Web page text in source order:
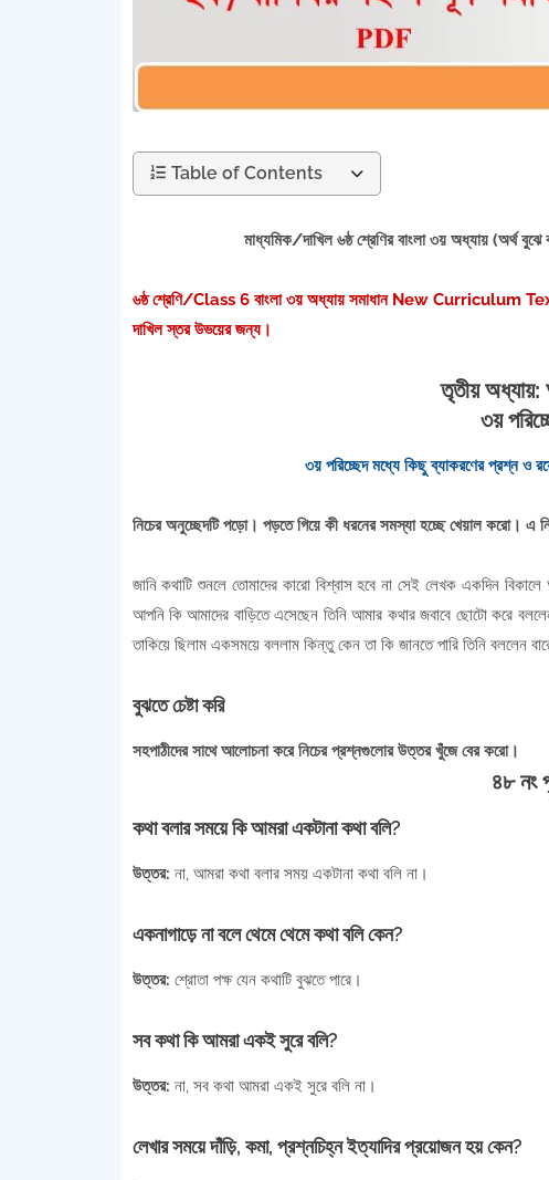
Table of Contents
মাধ্যমিক/দাখিল ৬ষ্ঠ শ্রেণির বাংলা ৩য় অধ্যায় (অর্থ
৬ষ্ঠ শ্রেণি/Class 6 বাংলা ৩য় অধ্যায় সমাধান New
দাখিল স্তর উভয়ের জন্য।
তৃতীয় অধ্যায়:
৩য়
৩য় পরিচ্ছেদ মধ্যে কিছু ব্যাকরণের প্রশ্ন ও
নিচের অনুচ্ছেদটি পড়ো। পড়তে গিয়ে কী ধরনের সমস্যা হচ্ছে খেয়াল করো। এ
জানি কথাটি শুনলে তোমাদের কারো বিশ্বাস হবে না সেই লেখক একদিন
আপনি কি আমাদের বাড়িতে এসেছেন তিনি আমার কথার জবাবে ছোটো করে
তাকিয়ে ছিলাম একসময়ে বললাম কিন্তু কেন তা কি জানতে পারি তিনি বললেন
বুঝতে চেষ্টা করি
সহপাঠীদের সাথে আলোচনা করে নিচের প্রশ্নগুলোর উত্তর খুঁজে বের করো।
৪৮ নং
কথা বলার সময়ে কি আমরা একটানা কথা বলি?
উত্তর: না, আমরা কথা বলার সময় একটানা কথা বলি না।
একনাগাড়ে না বলে থেমে থেমে কথা বলি কেন?
উত্তর: শ্রোতা পক্ষ যেন কথাটি বুঝতে পারে।
সব কথা কি আমরা একই সুরে বলি?
উত্তর: না, সব কথা আমরা একই সুরে বলি না।
লেখার সময়ে দাঁড়ি, কমা, প্রশ্নচিহ্ন ইত্যাদির প্রয়োজন হয় কেন?